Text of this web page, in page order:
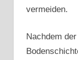
vermeiden.
Nachdem